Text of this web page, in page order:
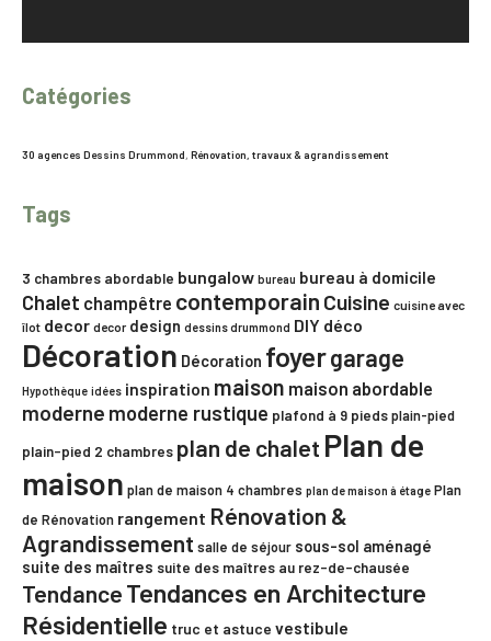
Catégories
30 agences Dessins Drummond, Rénovation, travaux & agrandissement
Tags
3 chambres abordable bungalow bureau bureau à domicile
Chalet champêtre contemporain Cuisine cuisine avec
îlot decor decor design dessins drummond DIY déco
Décoration Décoration foyergarage
Hypothèque idées inspiration maison maison abordable
moderne moderne rustique plafond à 9 piedsplain-pied
plain-pied 2 chambres plan de chalet Plan de
maison plan de maison 4 chambres plan de maison à étage Plan
de Rénovation rangement Rénovation &
Agrandissement salle de séjour sous-sol aménagé
suite des maîtres suite des maîtres au rez-de-chausée
Tendance Tendances en Architecture
Résidentielle truc et astuce vestibule